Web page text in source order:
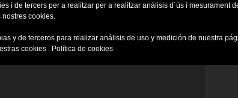
i de tercers per a realitzar per a realitzar anàlisis d´ús i
cookies.
y de terceros para realizar análisis de uso y medición de nuestra
cookies . Política de cookies